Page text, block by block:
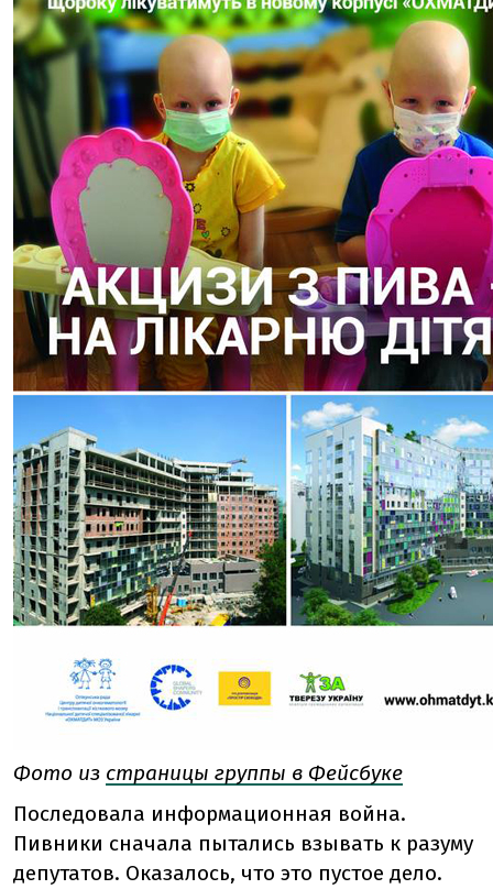
Фото из страницы группы в Фейсбуке
Последовала информационная война.
Пивники сначала пытались взывать к разуму
депутатов. Оказалось, что это пустое дело.